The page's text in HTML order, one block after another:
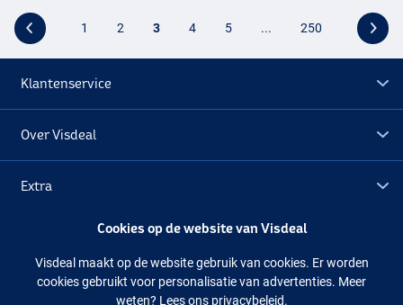
1 2 3 4 5 ... 250
Klantenservice
Over Visdeal
Extra
Facebook Instagram
Cookies op de website van Visdeal
Visdeal maakt op de website gebruik van cookies. Er worden
cookies gebruikt voor personalisatie van advertenties. Meer
weten? Lees ons privacybeleid.